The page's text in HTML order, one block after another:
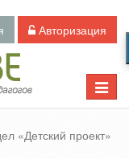
Авторизация
Toggle
«Детский проект»